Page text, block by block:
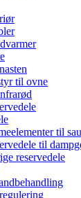
til ovne
til
til
reservedele